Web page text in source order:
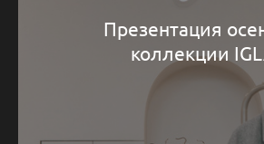
Презентация
коллекции